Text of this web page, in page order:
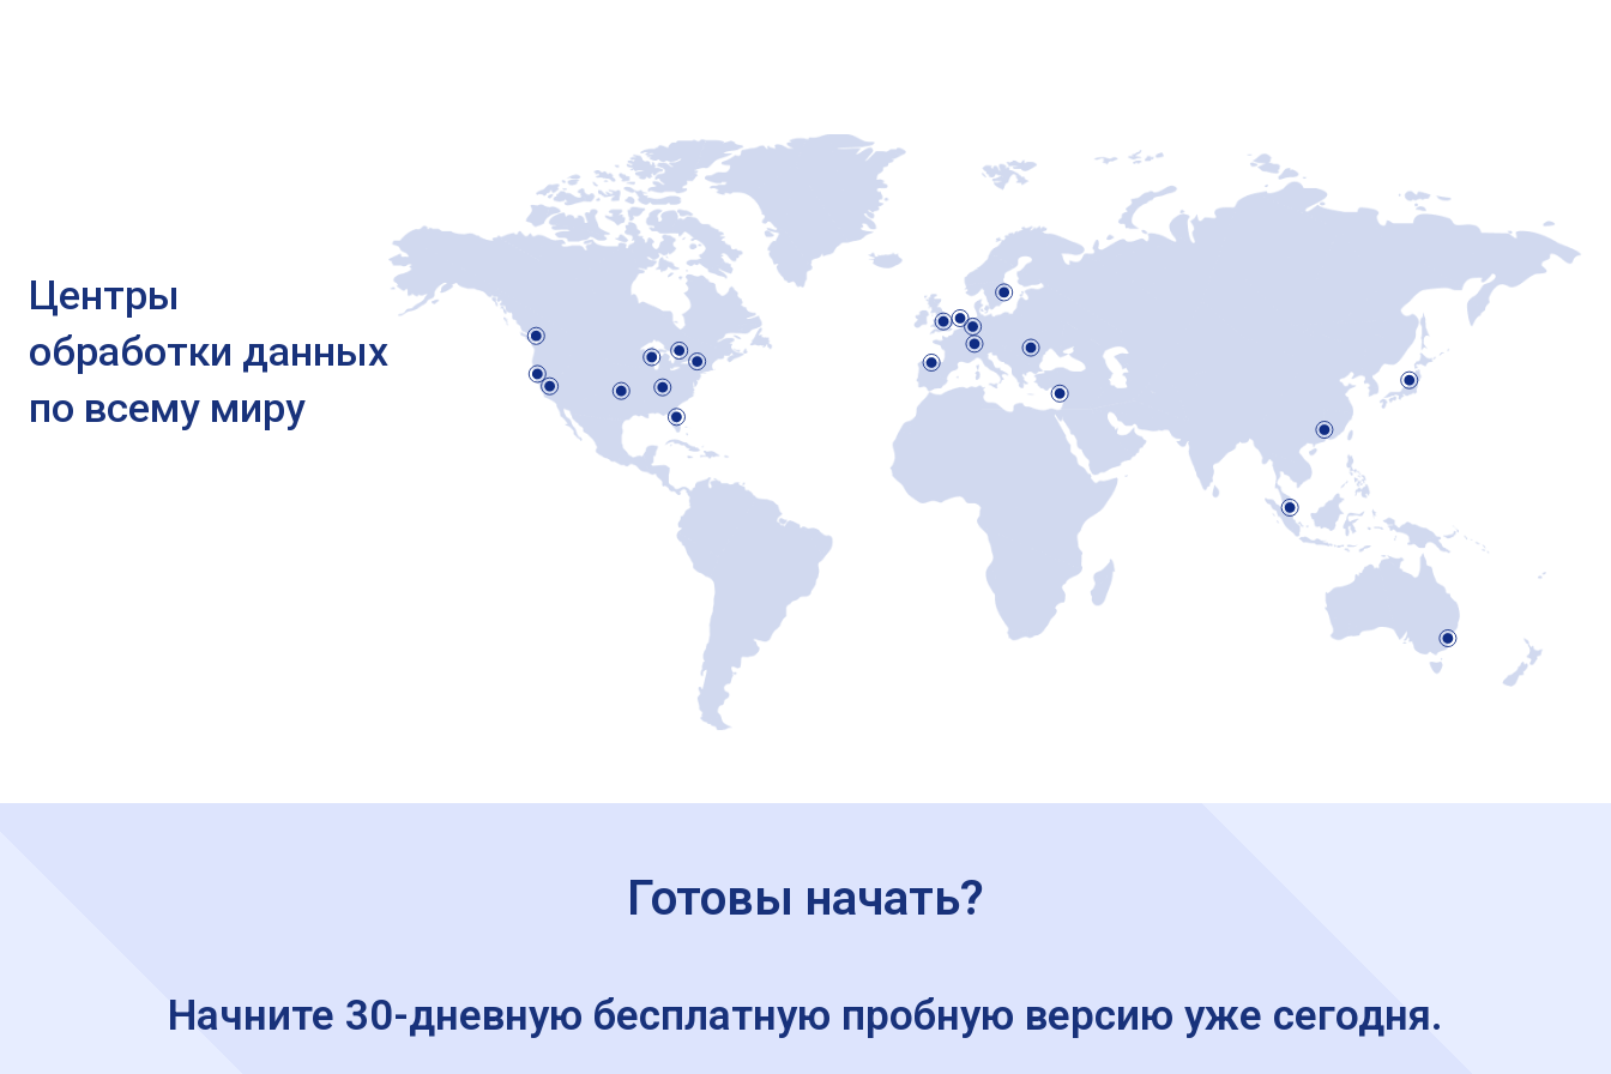
Центры
обработки данных
по всему миру
Готовы начать?
Начните 30-дневную бесплатную пробную версию уже сегодня.